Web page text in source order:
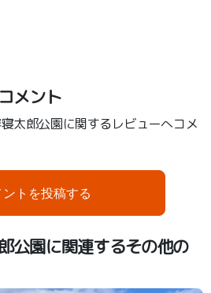
メント
太郎公園に関するレビューへコメ
ントを投稿する
公園に関連するその他の